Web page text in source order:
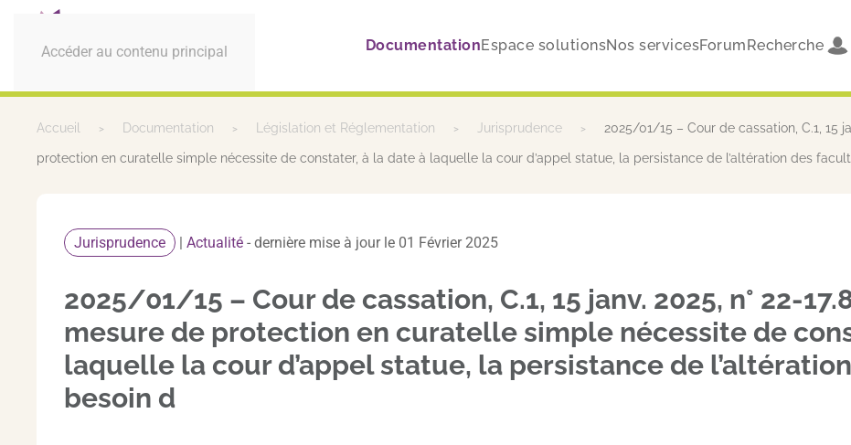
Accéder au contenu principal DocumentationEspace solutionsNos servicesForumRecherche
Accueil Documentation Législation et Réglementation Jurisprudence 2025/01/15 – Cour de cassation, C.1, 15
protection en curatelle simple nécessite de constater, à la date à laquelle la cour d’appel statue, la persistance de l’altération des
Jurisprudence | Actualité - dernière mise à jour le 01 Février 2025
2025/01/15 – Cour de cassation, C.1, 15 janv. 2025, n° 22-
mesure de protection en curatelle simple nécessite de
laquelle la cour d’appel statue, la persistance de
besoin d